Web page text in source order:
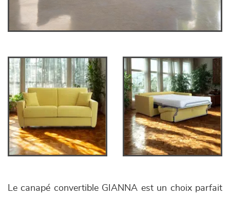
Le canapé convertible GIANNA est un choix parfait